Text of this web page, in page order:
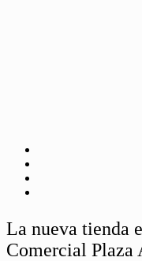
La nueva tienda
Comercial Plaza